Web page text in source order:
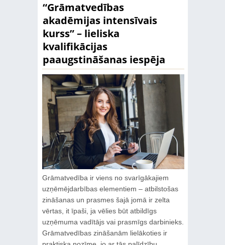
“Grāmatvedības
akadēmijas intensīvais
kurss” – lieliska
kvalifikācijas
paaugstināšanas iespēja
Grāmatvedība ir viens no svarīgākajiem
uzņēmējdarbības elementiem – atbilstošas
zināšanas un prasmes šajā jomā ir zelta
vērtas, it īpaši, ja vēlies būt atbildīgs
uzņēmuma vadītājs vai prasmīgs darbinieks.
Grāmatvedības zināšanām lielākoties ir